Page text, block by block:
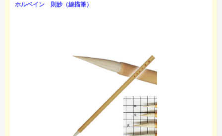
ホルベイン 則妙（線描筆）